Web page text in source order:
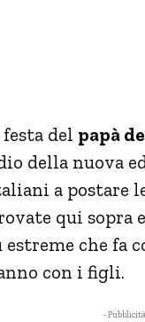
del papà
della nuova
a postare
qui sopra
che fa
con i figli.
-